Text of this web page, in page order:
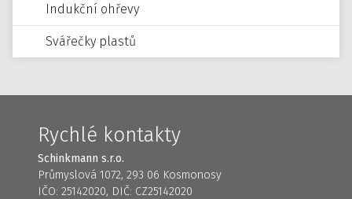
Indukční ohřevy
Svářečky plastů
Rychlé kontakty
Schinkmann s.r.o.
Průmyslová 1072, 293 06 Kosmonosy
IČO: 25142020, DIČ: CZ25142020